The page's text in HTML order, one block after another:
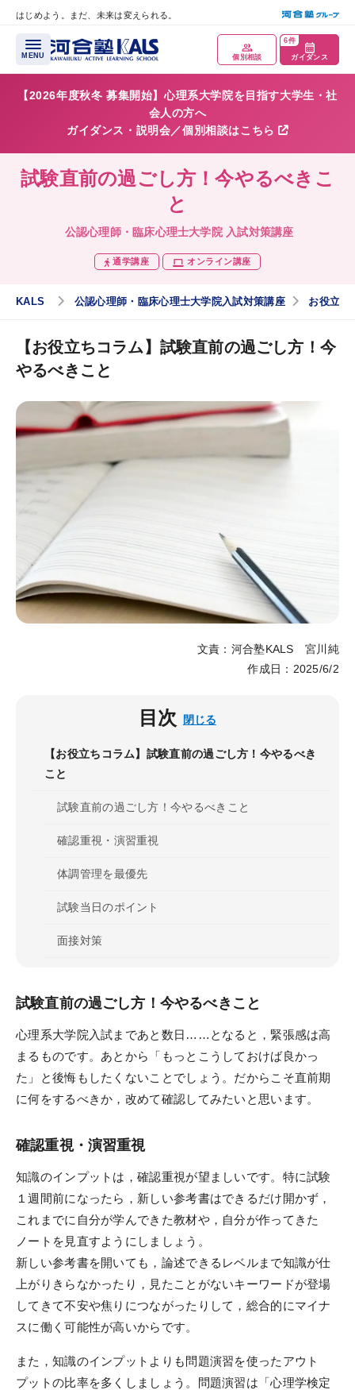
はじめよう。まだ、未来は変えられる。
メインコンテンツへスキップ
MENU 個別相談 ガイダンス
6件
臨床心理士について
オンライン・フォローアップについて
「臨床心理学」直前論述特訓
（オンラインLIVE講座）
公認心理師対応大学院一覧
講師紹介
カリキュラム
カリキュラム一覧
面接対策
動画で学ぶ
試験情報ガイダンス／
合格実績・受講者の声
合格実績
合格者体験記
合格者インタビュー
受講案内
受講料（通学講座）
受講形態
受講サポート
【2026年度秋冬 募集開始】心理系大学院を目指す大学生・社
会人の方へ
ガイダンス・説明会／個別相談はこちら
試験直前の過ごし方！今やるべきこ
と
公認心理師・臨床心理士大学院 入試対策講座
通学講座 オンライン講座
KALS 公認心理師・臨床心理士大学院入試対策講座 お役立ち
【お役立ちコラム】試験直前の過ごし方！今
やるべきこと
文責：河合塾KALS 宮川純
作成日：2025/6/2
目次 閉じる
【お役立ちコラム】試験直前の過ごし方！今やるべき
こと
試験直前の過ごし方！今やるべきこと
確認重視・演習重視
体調管理を最優先
試験当日のポイント
面接対策
試験直前の過ごし方！今やるべきこと
心理系大学院入試まであと数日……となると，緊張感は高
まるものです。あとから「もっとこうしておけば良かっ
た」と後悔もしたくないことでしょう。だからこそ直前期
に何をするべきか，改めて確認してみたいと思います。
確認重視・演習重視
知識のインプットは，確認重視が望ましいです。特に試験
１週間前になったら，新しい参考書はできるだけ開かず，
これまでに自分が学んできた教材や，自分が作ってきた
ノートを見直すようにしましょう。
新しい参考書を開いても，論述できるレベルまで知識が仕
上がりきらなかったり，見たことがないキーワードが登場
してきて不安や焦りにつながったりして，総合的にマイナ
スに働く可能性が高いからです。
また，知識のインプットよりも問題演習を使ったアウト
プットの比率を多くしましょう。問題演習は「心理学検定